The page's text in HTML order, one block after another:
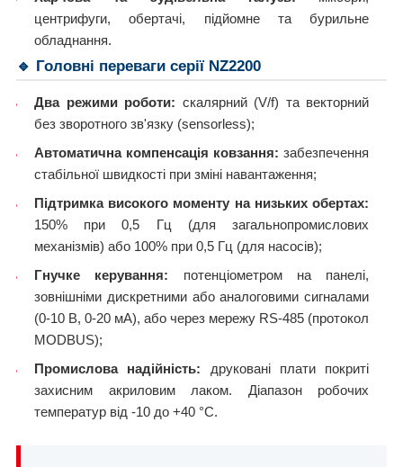
центрифуги, обертачі, підйомне та бурильне
обладнання.
🔹 Головні переваги серії NZ2200
Два режими роботи: скалярний (V/f) та векторний
без зворотного зв'язку (sensorless);
Автоматична компенсація ковзання: забезпечення
стабільної швидкості при зміні навантаження;
Підтримка високого моменту на низьких обертах:
150% при 0,5 Гц (для загальнопромислових
механізмів) або 100% при 0,5 Гц (для насосів);
Гнучке керування: потенціометром на панелі,
зовнішніми дискретними або аналоговими сигналами
(0-10 В, 0-20 мА), або через мережу RS-485 (протокол
MODBUS);
Промислова надійність: друковані плати покриті
захисним акриловим лаком. Діапазон робочих
температур від -10 до +40 °C.